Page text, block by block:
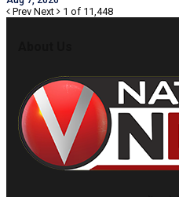
Prev Next 1 of 11,448